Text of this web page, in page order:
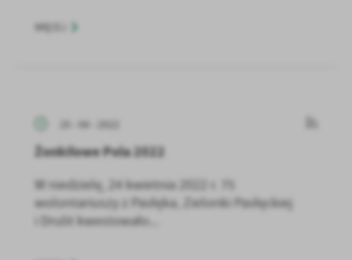
25 - 04 - 2022
Żonkilowe Pola 2022
W niedzielę, 24 kwietnia 2022 r. 75
wolontariuszy z Pasłęka, Zielonki Pasłęckiej
i Drulit kwestowało...